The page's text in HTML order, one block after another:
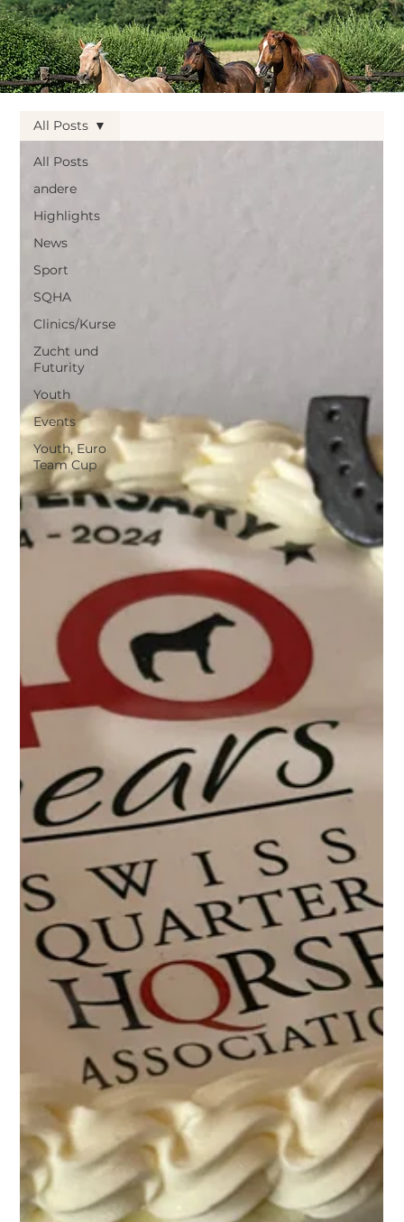
All Posts
andere
Highlights
News
Sport
SQHA
Clinics/Kurse
Zucht und
Futurity
Youth
Events
Youth, Euro
Team Cup
All Posts